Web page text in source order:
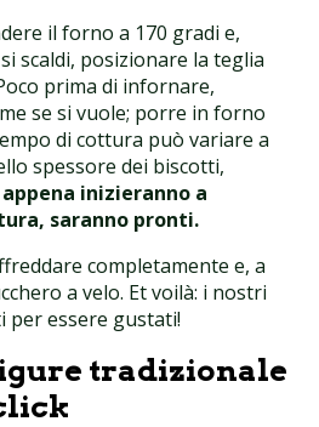
il forno a 170 gradi e,
scaldi, posizionare la teglia
prima di infornare,
se si vuole; porre in forno
di cottura può variare a
spessore dei biscotti,
appena inizieranno a
saranno pronti.
completamente e, a
a velo. Et voilà: i nostri
essere gustati!
tradizionale